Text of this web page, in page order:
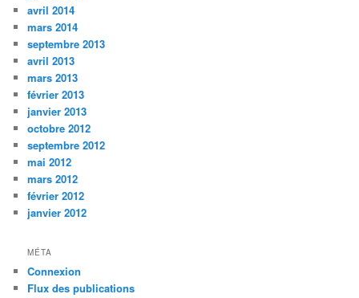
avril 2014
mars 2014
septembre 2013
avril 2013
mars 2013
février 2013
janvier 2013
octobre 2012
septembre 2012
mai 2012
mars 2012
février 2012
janvier 2012
MÉTA
Connexion
Flux des publications